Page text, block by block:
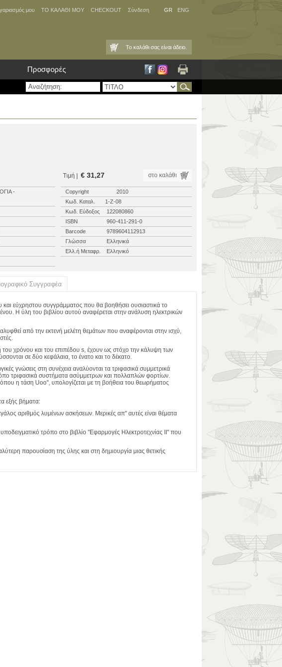
μου ΤΟ ΚΑΛΑΘΙ ΜΟΥ CHECKOUT Σύνδεση GR ENG
Το καλάθι σας είναι άδειο.
Προσφορές
Τιμή |
€ 31,27 στο καλάθι
-
Copyright
2010
Κωδ. Καταλ.
1-Ζ-08
Κωδ. Εύδοξος
122080860
ISBN
960-411-291-0
Barcode
9789604112913
Γλώσσα
Ελληνικά
Ελλ.ή Μεταφρ.
Ελληνικό
Συγγραφέα
εύχρηστου συγγράμματος που θα βοηθήσει ουσιαστικά το
Η ύλη του βιβλίου αυτού αναφέρεται στην ανάλυση ηλεκτρικών
από την εκτενή μελέτη θεμάτων που αναφέρονται στην ισχύ,
χρόνου και του επιπέδου s, έχουν ως στόχο την κάλυψη των
σε δύο κεφάλαια, το ένατο και το δέκατο.
γνώσεις στη συνέχεια αναλύονται τα τριφασικά συμμετρικά
τριφασικά συστήματα ασύμμετρων και πολλαπλών φορτίων.
η τάση Uoo'', υπολογίζεται με τη βοήθεια του θεωρήματος
εξής βήματα:
αριθμός λυμένων ασκήσεων. Μερικές απ'' αυτές είναι θέματα
τρόπο στο βιβλίο "Εφαρμογές Ηλεκτροτεχνίας II" που
παρουσίαση της ύλης και στη δημιουργία μιας θετικής